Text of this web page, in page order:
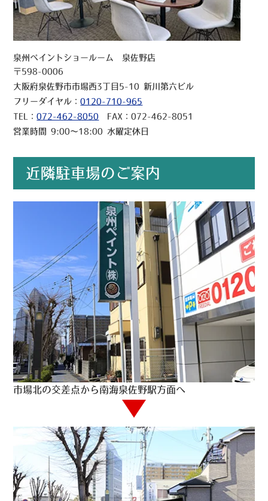
泉州ペイントショールーム 泉佐野店
〒598-0006
大阪府泉佐野市市場西3丁目5-10 新川第六ビル
フリーダイヤル：0120-710-965
TEL：072-462-8050 FAX：072-462-8051
営業時間 9:00～18:00 水曜定休日
近隣駐車場のご案内
市場北の交差点から南海泉佐野駅方面へ